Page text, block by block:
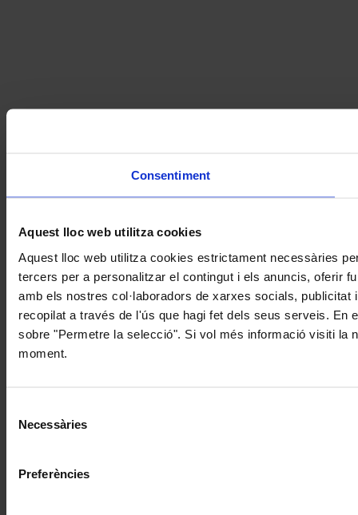
Consentiment
Aquest lloc web utilitza cookies
Aquest lloc web utilitza cookies estrictament necessàries
tercers per a personalitzar el contingut i els anuncis, oferir
amb els nostres col·laboradors de xarxes socials,
recopilat a través de l'ús que hagi fet dels seus serveis. En
sobre "Permetre la selecció". Si vol més informació visiti la
moment.
Necessàries
Preferències